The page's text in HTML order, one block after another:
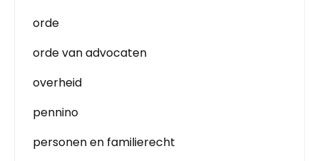
orde
orde van advocaten
overheid
pennino
personen en familierecht